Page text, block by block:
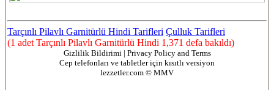
Tarçınlı Pilavlı Garnitürlü Hindi Tarifleri Çulluk Tarifleri
(1 adet Tarçınlı Pilavlı Garnitürlü Hindi 1,371 defa bakıldı)
Gizlilik Bildirimi | Privacy Policy and Terms
Cep telefonları ve tabletler için kısıtlı versiyon
lezzetler.com © MMV